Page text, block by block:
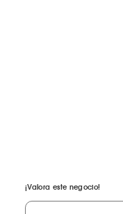
¡Valora este negocio!